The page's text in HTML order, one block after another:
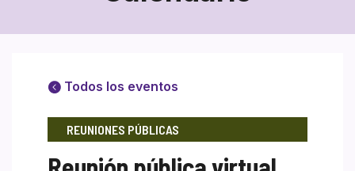
Todos los eventos
REUNIONES PÚBLICAS